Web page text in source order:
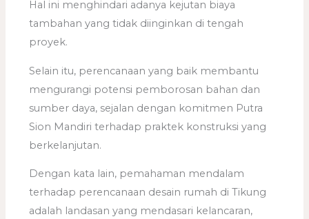
Hal ini menghindari adanya kejutan biaya
tambahan yang tidak diinginkan di tengah
proyek.
Selain itu, perencanaan yang baik membantu
mengurangi potensi pemborosan bahan dan
sumber daya, sejalan dengan komitmen Putra
Sion Mandiri terhadap praktek konstruksi yang
berkelanjutan.
Dengan kata lain, pemahaman mendalam
terhadap perencanaan desain rumah di Tikung
adalah landasan yang mendasari kelancaran,